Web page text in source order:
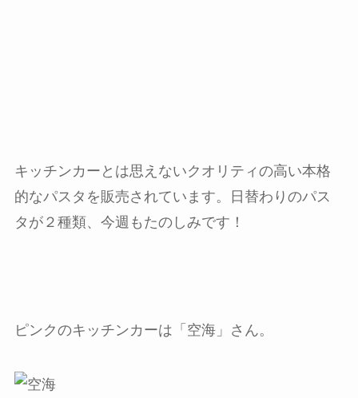
キッチンカーとは思えないクオリティの高い本格
的なパスタを販売されています。日替わりのパス
タが２種類、今週もたのしみです！
ピンクのキッチンカーは「空海」さん。